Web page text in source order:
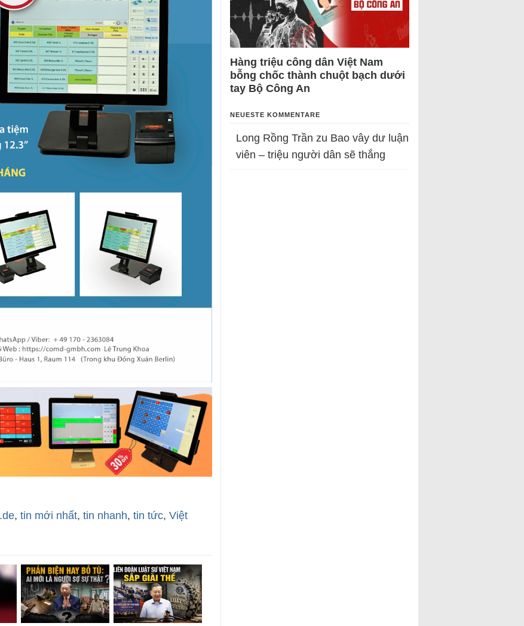
, tin mới nhất, tin nhanh, tin tức, Việt
Hàng triệu công dân Việt Nam
bỗng chốc thành chuột bạch dưới
tay Bộ Công An
NEUESTE KOMMENTARE
Long Rồng Trần zu Bao vây dư luận
viên – triệu người dân sẽ thắng